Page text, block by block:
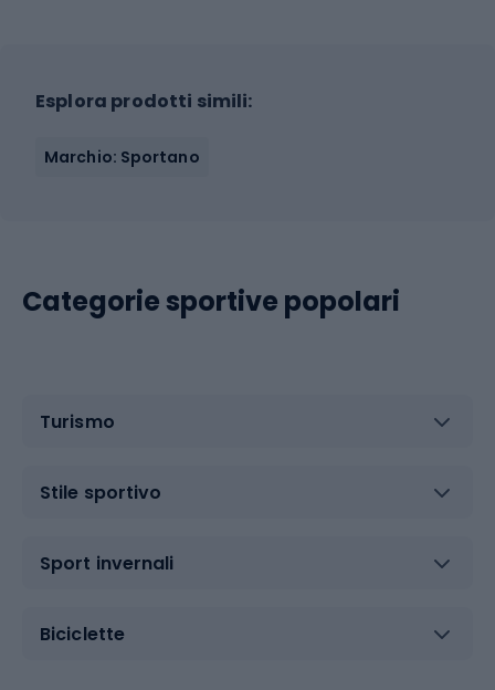
Esplora prodotti simili:
Marchio: Sportano
Categorie sportive popolari
Turismo
Stile sportivo
Sport invernali
Biciclette